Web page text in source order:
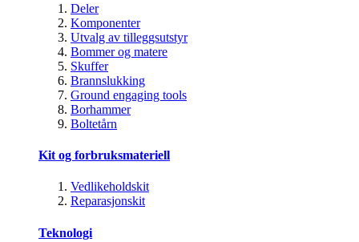
Deler
Komponenter
Utvalg av tilleggsutstyr
Bommer og matere
Skuffer
Brannslukking
Ground engaging tools
Borhammer
Boltetårn
Kit og forbruksmateriell
Vedlikeholdskit
Reparasjonskit
Teknologi